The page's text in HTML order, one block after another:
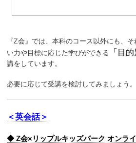
『Z会』では、本科のコース以外にも、
い力や目標に応じた学びができる
「目
講をしています。
必要に応じて受講を検討してみましょう。
＜英会話＞
◆ Z会×リップルキッズパーク オンラ